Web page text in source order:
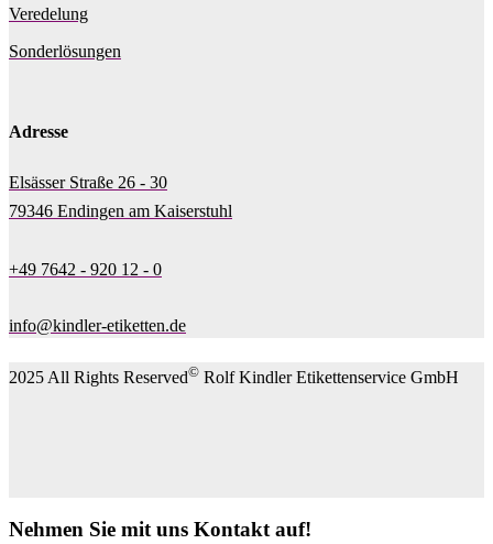
Veredelung
Sonderlösungen
Adresse
Elsässer Straße 26 - 30
79346 Endingen am Kaiserstuhl
+49 7642 - 920 12 - 0
info@kindler-etiketten.de
2025 All Rights Reserved© Rolf Kindler Etikettenservice GmbH
Nehmen Sie mit uns Kontakt auf!